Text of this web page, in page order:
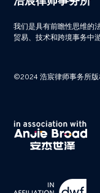
我们是具有前瞻性思维的
贸易、技术和跨境事务中
©2024 浩宸律师事务所版